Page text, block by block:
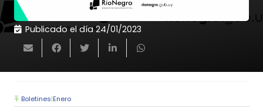
Publicado el día24/01/2023
Boletines|Enero